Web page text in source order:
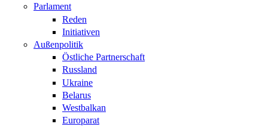
Parlament
Reden
Initiativen
Außenpolitik
Östliche Partnerschaft
Russland
Ukraine
Belarus
Westbalkan
Europarat